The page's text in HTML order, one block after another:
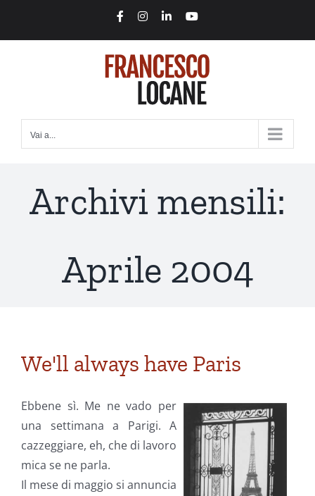
FacebookInstagram
LinkedInYouTube
Vai a...
Archivi mensili:
Aprile 2004
We'll always have Paris
Ebbene sì. Me ne vado per
una settimana a Parigi. A
cazzeggiare, eh, che di lavoro
mica se ne parla.
Il mese di maggio si annuncia